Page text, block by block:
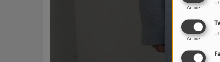
Activé
Activé